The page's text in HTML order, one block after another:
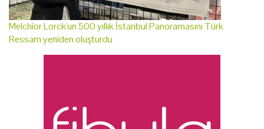
Melchior Lorck'un 500 yıllık İstanbul Panoramasını Türk
Ressam yeniden oluşturdu